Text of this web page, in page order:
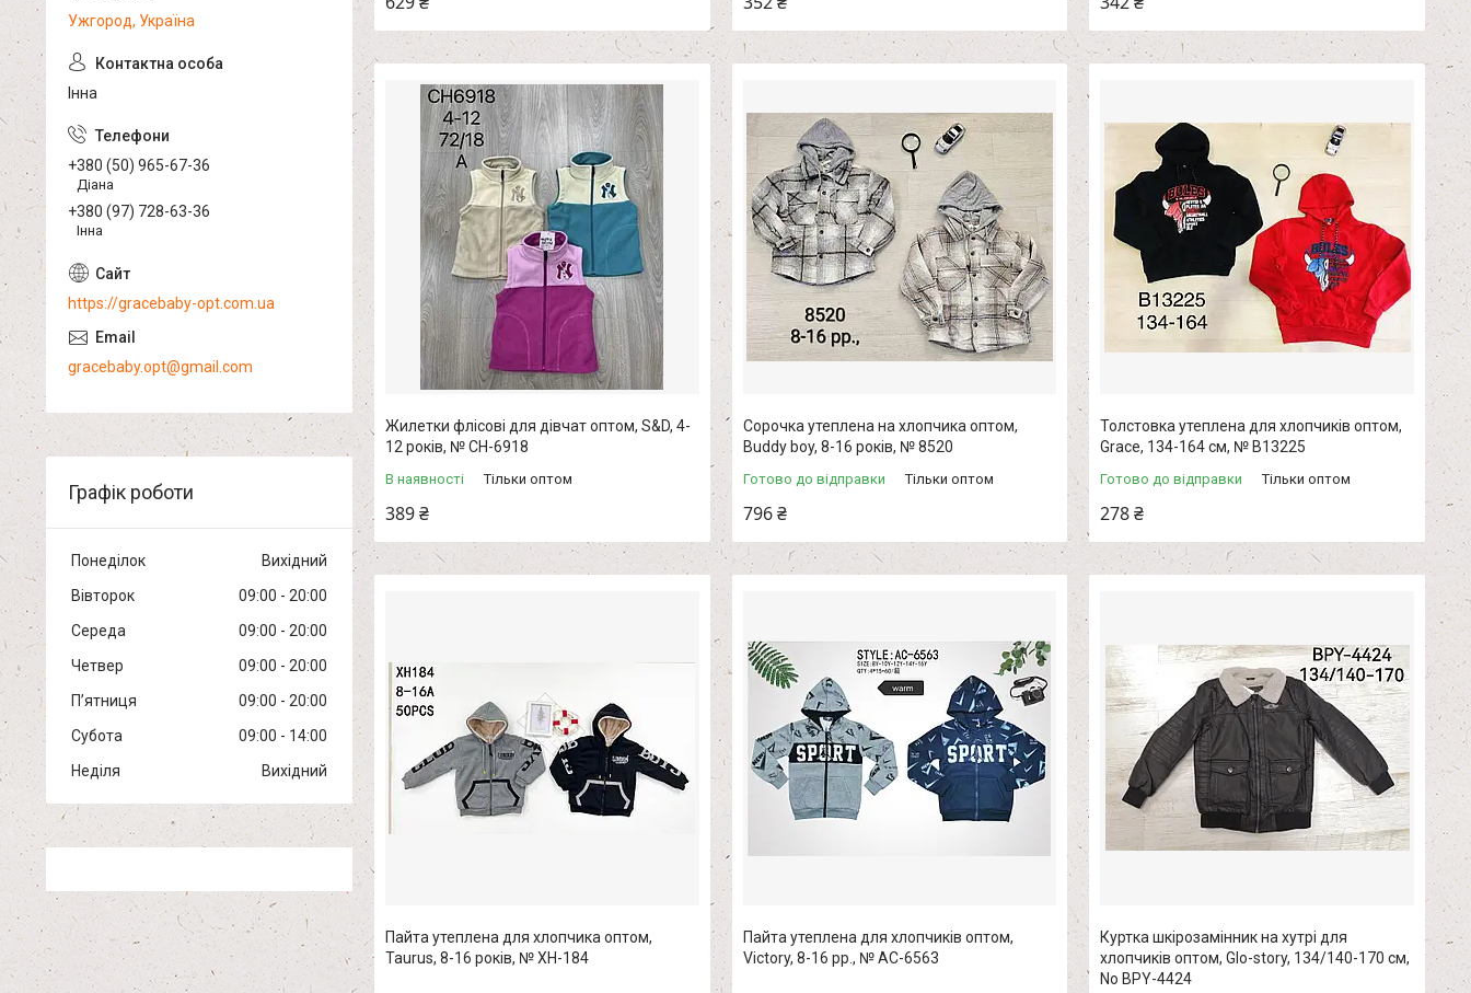
Жилетки флісові для дівчат оптом, S&D, 4-
12 років, № CH-6918
В наявності Тільки оптом
389 ₴
Сорочка утеплена на хлопчика оптом,
Buddy boy, 8-16 років, № 8520
Готово до відправки Тільки оптом
796 ₴
Толстовка утеплена для хлопчиків оптом,
Grace, 134-164 см, № В13225
Готово до відправки Тільки оптом
278 ₴
Пайта утеплена для хлопчика оптом,
Taurus, 8-16 років, № XH-184
Пайта утеплена для хлопчиків оптом,
Victory, 8-16 рр., № AC-6563
Куртка шкірозамінник на хутрі для
хлопчиків оптом, Glo-story, 134/140-170 см,
No BPY-4424
Ужгород, Україна
Інна
+380 (50) 965-67-36
Діана
+380 (97) 728-63-36
Інна
https://gracebaby-opt.com.ua
gracebaby.opt@gmail.com
Графік роботи
Понеділок
Вихідний
Вівторок
09:00
20:00
Середа
09:00
20:00
Четвер
09:00
20:00
Пʼятниця
09:00
20:00
Субота
09:00
14:00
Неділя
Вихідний